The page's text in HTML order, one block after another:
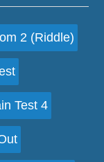
2 (Riddle)
Test 4